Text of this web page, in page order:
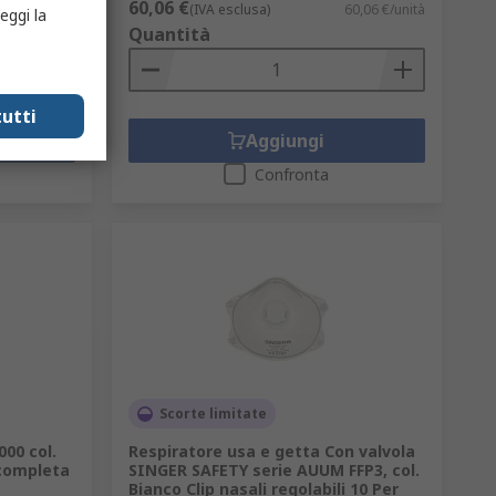
€/unità 60,06 €(IVA esclusa) 60,06 €/unità
Quantità
Aggiungi
Confronta
col.
Scorte limitate
Respiratore usa e getta Con valvola
SINGER SAFETY serie AUUM FFP3, col.
Bianco Clip nasali regolabili 10 Per
la